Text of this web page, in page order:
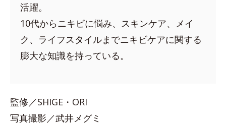
活躍。
10代からニキビに悩み、スキンケア、メイ
ク、ライフスタイルまでニキビケアに関する
膨大な知識を持っている。
監修／SHIGE・ORI
写真撮影／武井メグミ